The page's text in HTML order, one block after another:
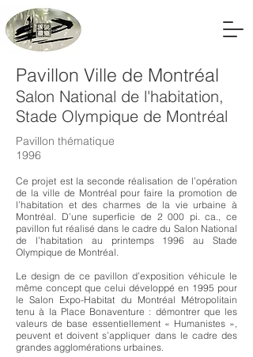
Pavillon Ville de Montréal
Salon National de l'habitation,
Stade Olympique de Montréal
Pavillon thématique
1996
Ce projet est la seconde réalisation de l’opération
de la ville de Montréal pour faire la promotion de
l’habitation et des charmes de la vie urbaine à
Montréal. D’une superficie de 2 000 pi. ca., ce
pavillon fut réalisé dans le cadre du Salon National
de l’habitation au printemps 1996 au Stade
Olympique de Montréal.
Le design de ce pavillon d’exposition véhicule le
même concept que celui développé en 1995 pour
le Salon Expo-Habitat du Montréal Métropolitain
tenu à la Place Bonaventure : démontrer que les
valeurs de base essentiellement « Humanistes »,
peuvent et doivent s’appliquer dans le cadre des
grandes agglomérations urbaines.